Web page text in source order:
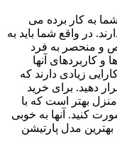
به کار برده می
در واقع شما باید به
و منحصر به فرد
و کاربردهای آنها
زیادی دارند که
دهید. برای خرید
بهتر است که با
کنید. آنها به خوبی
مدل پارتیشن